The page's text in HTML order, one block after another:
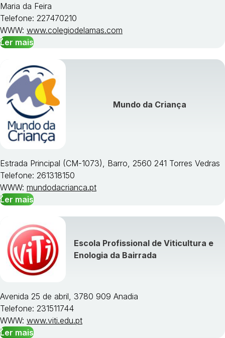
Maria da Feira
Telefone: 227470210
WWW: www.colegiodelamas.com
Ler mais
Mundo da Criança
Estrada Principal (CM-1073), Barro, 2560 241 Torres Vedras
Telefone: 261318150
WWW: mundodacrianca.pt
Ler mais
Escola Profissional de Viticultura e
Enologia da Bairrada
Avenida 25 de abril, 3780 909 Anadia
Telefone: 231511744
WWW: www.viti.edu.pt
Ler mais